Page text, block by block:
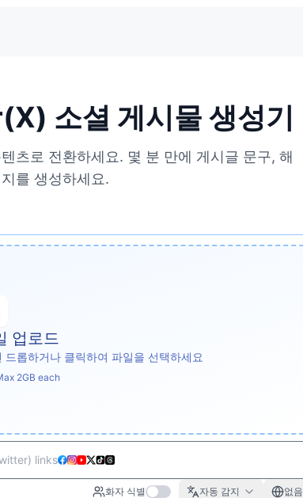
소셜 게시물 생성기
츠로 전환하세요. 몇 분 만에 게시글 문구, 해
를 생성하세요.
업로드
롭하거나 클릭하여 파일을 선택하세요
2GB each
links
화자 식별 자동 감지 없음